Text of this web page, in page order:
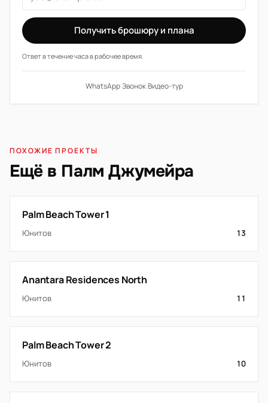
Получить брошюру и плана
Ответ в течение часа в рабочее время.
WhatsApp·Звонок·Видео-тур
ПОХОЖИЕ ПРОЕКТЫ
Ещё в Палм Джумейра
Palm Beach Tower 1
Юнитов 13
Anantara Residences North
Юнитов 11
Palm Beach Tower 2
Юнитов 10